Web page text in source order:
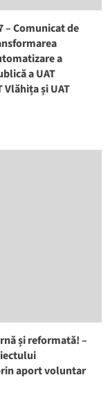
– Comunicat de
a
a UAT
și UAT
și reformată! –
aport voluntar